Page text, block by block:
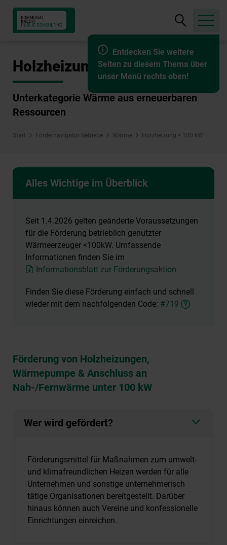
Entdecken Sie weitere
Seiten zu diesem Thema über
unser Menü rechts oben!
Suche
öffnen
Holzheizung < 100 kW
Unterkategorie Wärme aus erneuerbaren
Ressourcen
Start Fördernavigator Betriebe Wärme Holzheizung < 100 kW
Alles Wichtige im Überblick
Seit 1.4.2026 gelten geänderte Voraussetzungen
für die Förderung betrieblich genutzter
Wärmeerzeuger <100kW. Umfassende
Informationen finden Sie im
Informationsblatt zur Förderungsaktion
Finden Sie diese Förderung einfach und schnell
wieder mit dem nachfolgenden Code: #719
Förderung von Holzheizungen,
Wärmepumpe & Anschluss an
Nah-/Fernwärme unter 100 kW
Wer wird gefördert?
Förderungsmittel für Maßnahmen zum umwelt-
und klimafreundlichen Heizen werden für alle
Unternehmen und sonstige unternehmerisch
tätige Organisationen bereitgestellt. Darüber
hinaus können auch Vereine und konfessionelle
Einrichtungen einreichen.